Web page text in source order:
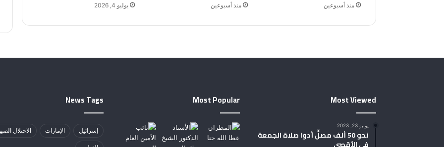
منذ أسبوعين منذ أسبوعين يوليو 4, 2026
Most Viewed
يونيو 23, 2023
نحو 50 ألف مصلٍّ أدوا صلاة الجمعة
Most Popular
News Tags
إسرائيل الإمارات الاحتلال